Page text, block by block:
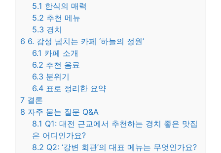
5.1 한식의 매력
5.2 추천 메뉴
5.3 경치
6 6. 감성 넘치는 카페 ‘하늘의 정원’
6.1 카페 소개
6.2 추천 음료
6.3 분위기
6.4 표로 정리한 요약
7 결론
8 자주 묻는 질문 Q&A
8.1 Q1: 대전 근교에서 추천하는 경치 좋은 맛집
은 어디인가요?
8.2 Q2: ‘강변 회관’의 대표 메뉴는 무엇인가요?